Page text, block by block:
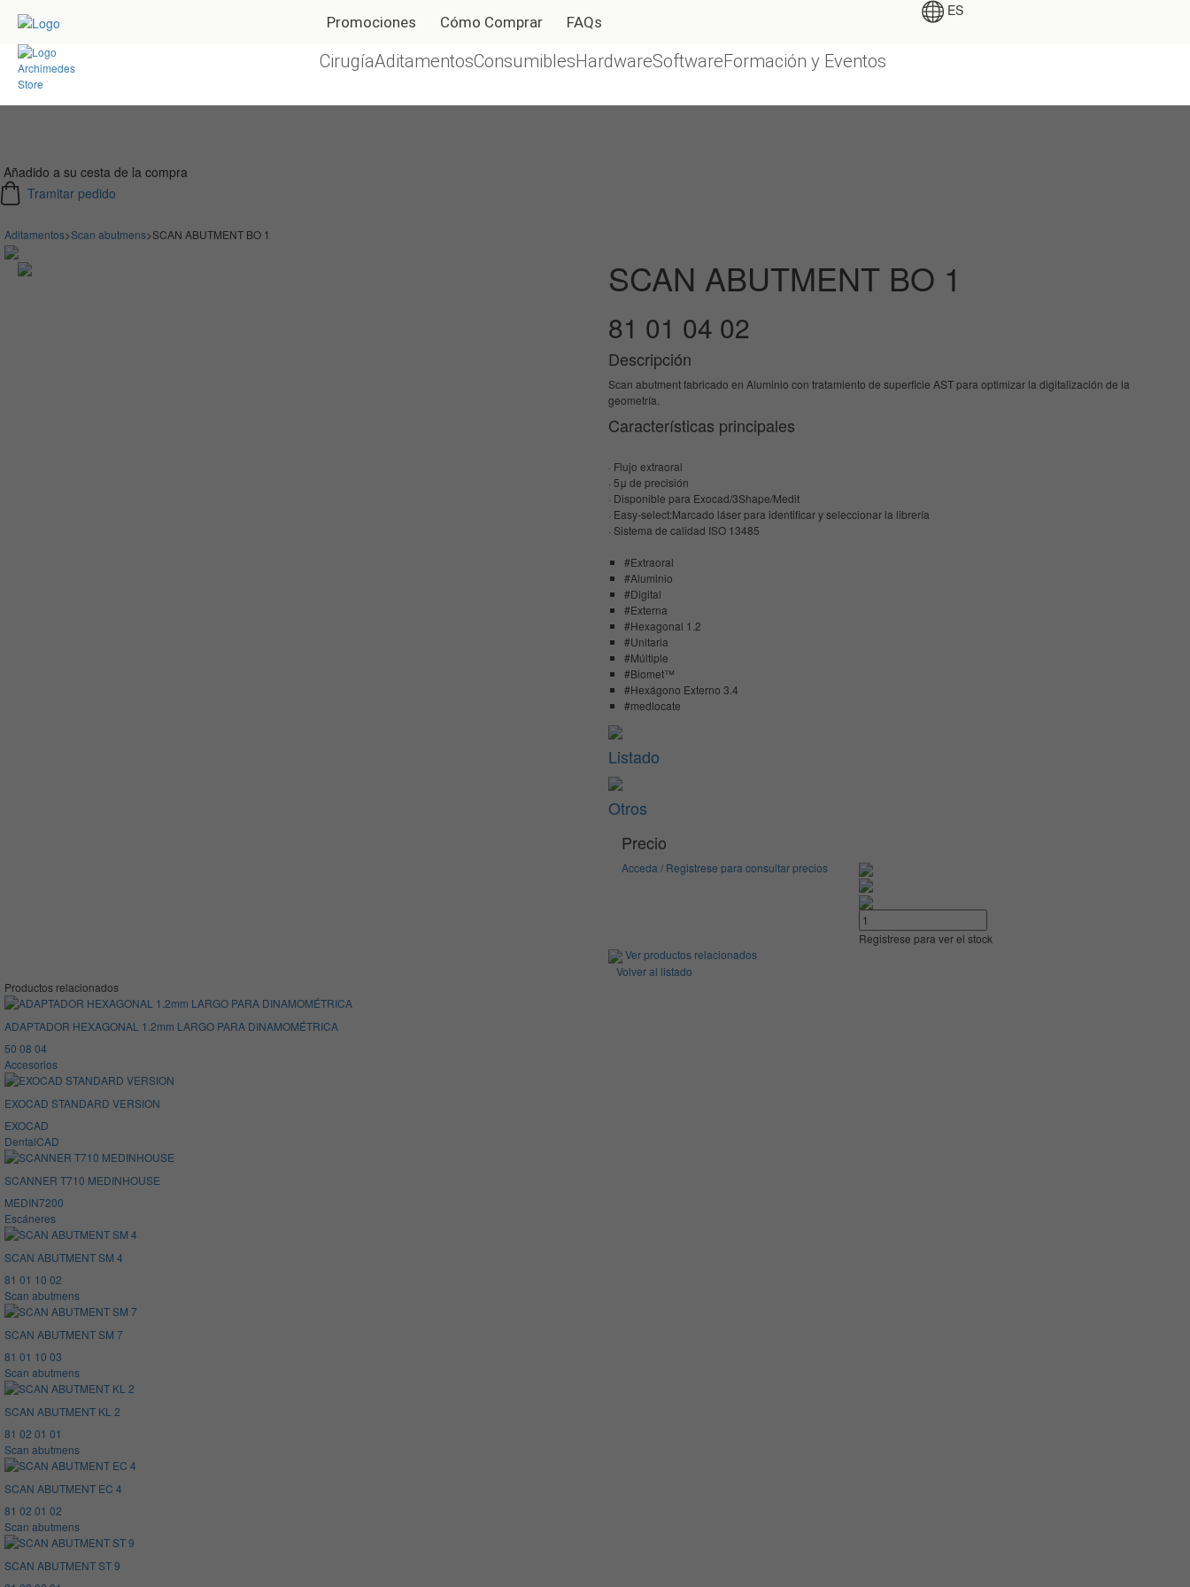
Promociones Cómo Comprar FAQs
ES
CirugíaAditamentosConsumiblesHardwareSoftwareFormación y Eventos
Añadido a su cesta de la compra
Tramitar pedido
Aditamentos>Scan abutmens>SCAN ABUTMENT BO 1
SCAN ABUTMENT BO 1
81 01 04 02
Descripción
Scan abutment fabricado en Aluminio con tratamiento de superficie AST para optimizar la digitalización de la
geometría.
Características principales
· Flujo extraoral
· 5μ de precisión
· Disponible para Exocad/3Shape/Medit
· Easy-select:Marcado láser para identificar y seleccionar la librería
· Sistema de calidad ISO 13485
#Extraoral
#Aluminio
#Digital
#Externa
#Hexagonal 1.2
#Unitaria
#Múltiple
#Biomet™
#Hexágono Externo 3.4
#medlocate
Listado
Otros
Precio
Acceda / Registrese para consultar precios
Registrese para ver el stock
Ver productos relacionados
Volver al listado
Productos relacionados
ADAPTADOR HEXAGONAL 1.2mm LARGO PARA DINAMOMÉTRICA
50 08 04
Accesorios
EXOCAD STANDARD VERSION
EXOCAD
DentalCAD
SCANNER T710 MEDINHOUSE
MEDIN7200
Escáneres
SCAN ABUTMENT SM 4
81 01 10 02
Scan abutmens
SCAN ABUTMENT SM 7
81 01 10 03
Scan abutmens
SCAN ABUTMENT KL 2
81 02 01 01
Scan abutmens
SCAN ABUTMENT EC 4
81 02 01 02
Scan abutmens
SCAN ABUTMENT ST 9